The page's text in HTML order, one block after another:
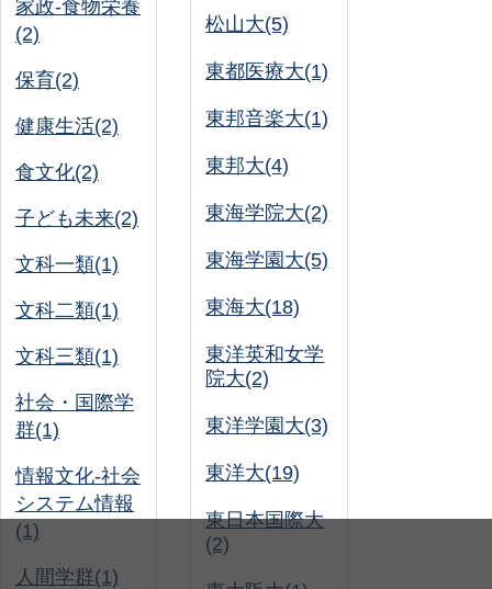
家政-食物栄養
(2)
保育(2)
健康生活(2)
食文化(2)
子ども未来(2)
文科一類(1)
文科二類(1)
文科三類(1)
社会・国際学
群(1)
情報文化-社会
システム情報
(1)
人間学群(1)
松山大(5)
東都医療大(1)
東邦音楽大(1)
東邦大(4)
東海学院大(2)
東海学園大(5)
東海大(18)
東洋英和女学
院大(2)
東洋学園大(3)
東洋大(19)
東日本国際大
(2)